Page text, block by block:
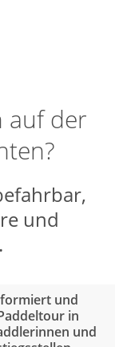
auf der
und
und
in
und